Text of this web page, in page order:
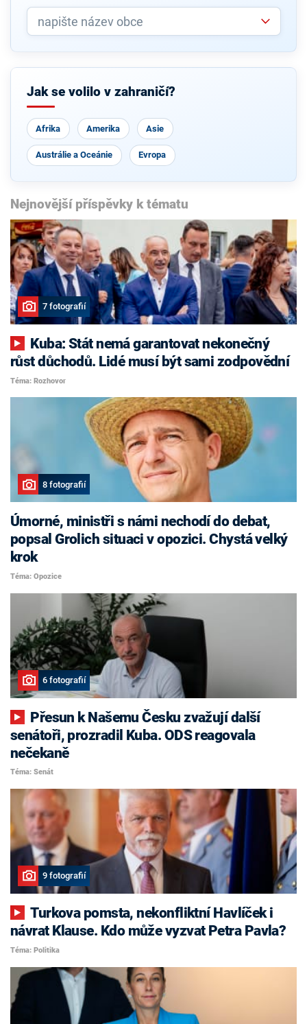
Jak se volilo v zahraničí?
Afrika Amerika Asie
Austrálie a Oceánie Evropa
Nejnovější příspěvky k tématu
7 fotografií
růst důchodů. Lidé musí být sami zodpovědní
Téma: Rozhovor
8 fotografií
Úmorné, ministři s námi nechodí do debat,
popsal Grolich situaci v opozici. Chystá velký
krok
Téma: Opozice
6 fotografií
senátoři, prozradil Kuba. ODS reagovala
nečekaně
Téma: Senát
9 fotografií
Turkova pomsta, nekonfliktní Havlíček i
návrat Klause. Kdo může vyzvat Petra Pavla?
Téma: Politika